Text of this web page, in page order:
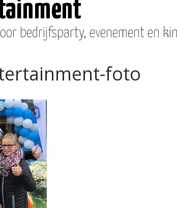
bedrijfsparty, evenement en
foto